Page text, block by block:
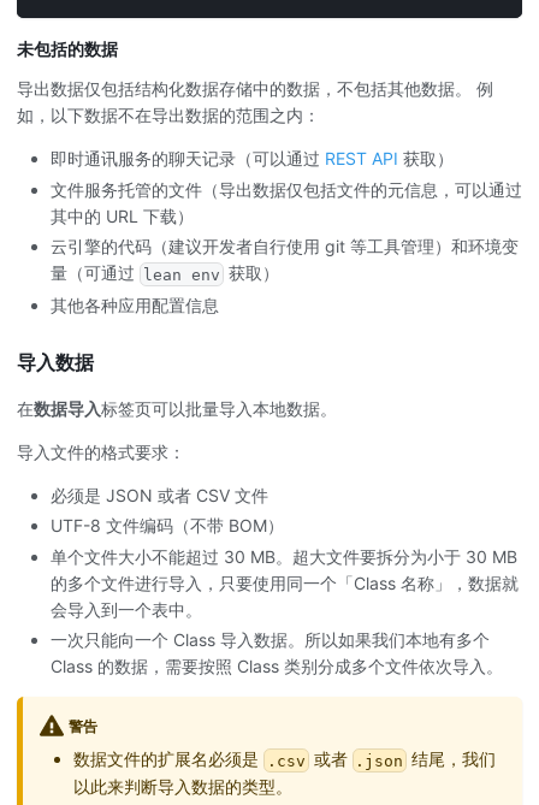
未包括的数据
导出数据仅包括结构化数据存储中的数据，不包括其他数据。 例
如，以下数据不在导出数据的范围之内：
即时通讯服务的聊天记录（可以通过 REST API 获取）
文件服务托管的文件（导出数据仅包括文件的元信息，可以通过
其中的 URL 下载）
云引擎的代码（建议开发者自行使用 git 等工具管理）和环境变
量（可通过 lean env 获取）
其他各种应用配置信息
导入数据
在数据导入标签页可以批量导入本地数据。
导入文件的格式要求：
必须是 JSON 或者 CSV 文件
UTF-8 文件编码（不带 BOM）
单个文件大小不能超过 30 MB。超大文件要拆分为小于 30 MB
的多个文件进行导入，只要使用同一个「Class 名称」，数据就
会导入到一个表中。
一次只能向一个 Class 导入数据。所以如果我们本地有多个
Class 的数据，需要按照 Class 类别分成多个文件依次导入。
警告
数据文件的扩展名必须是
.csv 或者 .json 结尾，我们
以此来判断导入数据的类型。